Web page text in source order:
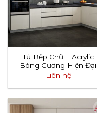
Tủ Bếp Chữ L Acrylic
Bóng Gương Hiện Đại
Liên hệ